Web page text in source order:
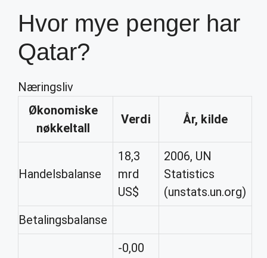
Hvor mye penger har
Qatar?
Næringsliv
Økonomiske
nøkkeltall
Verdi År, kilde
Handelsbalanse
18,3
mrd
US$
2006, UN
Statistics
(unstats.un.org)
Betalingsbalanse
-0,00